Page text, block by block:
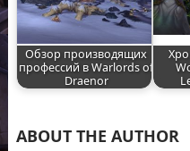
Обзор производящих
профессий в Warlords of
Draenor
ABOUT THE AUTHOR